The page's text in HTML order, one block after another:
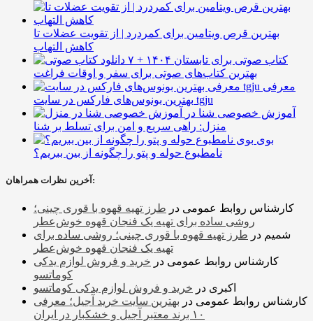
بهترین قرص ویتامین برای کمردرد | از تقویت عضلات تا
کاهش التهاب
۷ کتاب صوتی برای تابستان ۱۴۰۴ +
بهترین کتاب‌های صوتی برای سفر و اوقات فراغت
معرفی
بهترین بونوس‌های فارکس در سایت tgju
آموزش خصوصی شنا در
منزل: راهی سریع و امن برای تسلط بر شنا
بوی
نامطبوع حوله و پتو را چگونه از بین ببریم؟
آخرین نظرات همراهان:
کارشناس روابط عمومی در طرز تهیه قهوه با قوری چینی؛
روشی ساده برای تهیه یک فنجان قهوه خوش‌عطر
شمیم در طرز تهیه قهوه با قوری چینی؛ روشی ساده برای
تهیه یک فنجان قهوه خوش‌عطر
کارشناس روابط عمومی در خرید و فروش لوازم یدکی
کوماتسو
اکبری در خرید و فروش لوازم یدکی کوماتسو
کارشناس روابط عمومی در بهترین سایت خرید آجیل؛ معرفی
۱۰ برند معتبر آجیل و خشکبار در ایران